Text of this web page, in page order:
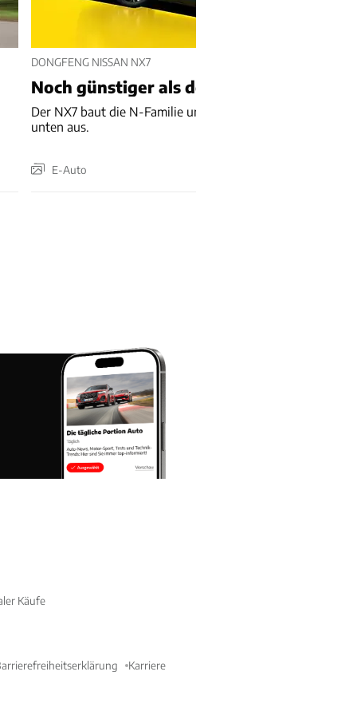
DONGFENG NISSAN NX7
Noch günstiger als der Günstige
Der NX7 baut die N-Familie um einen kleineren SUV nach
unten aus.
E-Auto
Käufe
Karriere